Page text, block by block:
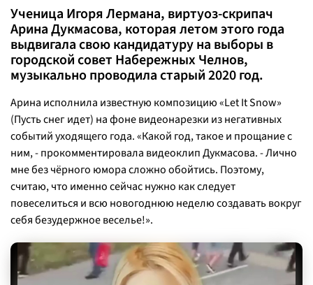
Ученица Игоря Лермана, виртуоз-скрипач
Арина Дукмасова, которая летом этого года
выдвигала свою кандидатуру на выборы в
городской совет Набережных Челнов,
музыкально проводила старый 2020 год.
Арина исполнила известную композицию «Let It Snow»
(Пусть снег идет) на фоне видеонарезки из негативных
событий уходящего года.«Какой год, такое и прощание с
ним,- прокомментировала видеоклип Дукмасова. -Лично
мне без чёрного юмора сложно обойтись. Поэтому,
считаю, что именно сейчас нужно как следует
повеселиться и всю новогоднюю неделю создавать вокруг
себя безудержное веселье!».